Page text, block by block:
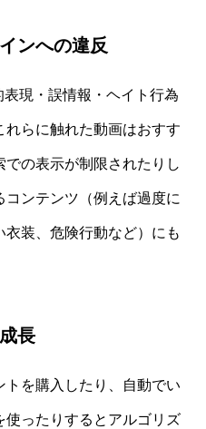
ンへの違反
現・誤情報・ヘイト行為
らに触れた動画はおすす
の表示が制限されたりし
コンテンツ（例えば過度に
装、危険行動など）にも
長
を購入したり、自動でい
使ったりするとアルゴリズ